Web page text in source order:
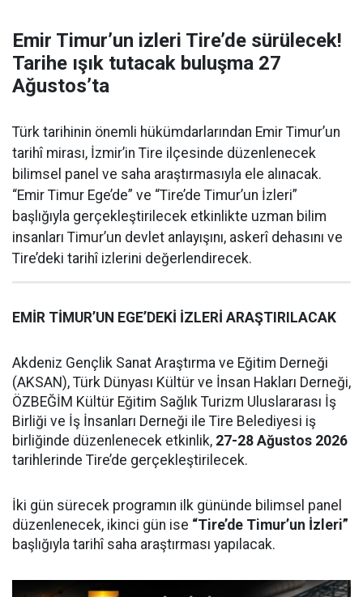
Emir Timur’un izleri Tire’de sürülecek!
Tarihe ışık tutacak buluşma 27
Ağustos’ta
Türk tarihinin önemli hükümdarlarından Emir Timur’un
tarihî mirası, İzmir’in Tire ilçesinde düzenlenecek
bilimsel panel ve saha araştırmasıyla ele alınacak.
“Emir Timur Ege’de” ve “Tire’de Timur’un İzleri”
başlığıyla gerçekleştirilecek etkinlikte uzman bilim
insanları Timur’un devlet anlayışını, askerî dehasını ve
Tire’deki tarihî izlerini değerlendirecek.
EMİR TİMUR’UN EGE’DEKİ İZLERİ ARAŞTIRILACAK
Akdeniz Gençlik Sanat Araştırma ve Eğitim Derneği
(AKSAN), Türk Dünyası Kültür ve İnsan Hakları Derneği,
ÖZBEĞİM Kültür Eğitim Sağlık Turizm Uluslararası İş
Birliği ve İş İnsanları Derneği ile Tire Belediyesi iş
birliğinde düzenlenecek etkinlik, 27-28 Ağustos 2026
tarihlerinde Tire’de gerçekleştirilecek.
İki gün sürecek programın ilk gününde bilimsel panel
düzenlenecek, ikinci gün ise “Tire’de Timur’un İzleri”
başlığıyla tarihî saha araştırması yapılacak.